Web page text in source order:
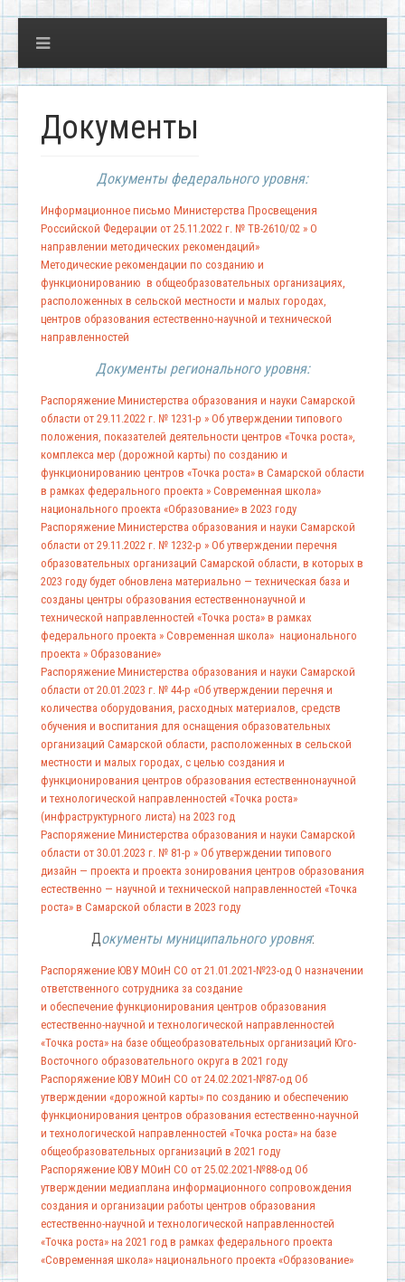
Документы
Документы федерального уровня:
Информационное письмо Министерства Просвещения
Российской Федерации от 25.11.2022 г. № ТВ-2610/02 » О
направлении методических рекомендаций»
Методические рекомендации по созданию и
функционированию в общеобразовательных организациях,
расположенных в сельской местности и малых городах,
центров образования естественно-научной и технической
направленностей
Документы регионального уровня:
Распоряжение Министерства образования и науки Самарской
области от 29.11.2022 г. № 1231-р » Об утверждении типового
положения, показателей деятельности центров «Точка роста»,
комплекса мер (дорожной карты) по созданию и
функционированию центров «Точка роста» в Самарской области
в рамках федерального проекта » Современная школа»
национального проекта «Образование» в 2023 году
Распоряжение Министерства образования и науки Самарской
области от 29.11.2022 г. № 1232-р » Об утверждении перечня
образовательных организаций Самарской области, в которых в
2023 году будет обновлена материально — техническая база и
созданы центры образования естественнонаучной и
технической направленностей «Точка роста» в рамках
федерального проекта » Современная школа» национального
проекта » Образование»
Распоряжение Министерства образования и науки Самарской
области от 20.01.2023 г. № 44-р «Об утверждении перечня и
количества оборудования, расходных материалов, средств
обучения и воспитания для оснащения образовательных
организаций Самарской области, расположенных в сельской
местности и малых городах, с целью создания и
функционирования центров образования естественнонаучной
и технологической направленностей «Точка роста»
(инфраструктурного листа) на 2023 год
Распоряжение Министерства образования и науки Самарской
области от 30.01.2023 г. № 81-р » Об утверждении типового
дизайн — проекта и проекта зонирования центров образования
естественно — научной и технической направленностей «Точка
роста» в Самарской области в 2023 году
Документы муниципального уровня:
Распоряжение ЮВУ МОиН СО от 21.01.2021-№23-од О назначении
ответственного сотрудника за создание
и обеспечение функционирования центров образования
естественно-научной и технологической направленностей
«Точка роста» на базе общеобразовательных организаций Юго-
Восточного образовательного округа в 2021 году
Распоряжение ЮВУ МОиН СО от 24.02.2021-№87-од Об
утверждении «дорожной карты» по созданию и обеспечению
функционирования центров образования естественно-научной
и технологической направленностей «Точка роста» на базе
общеобразовательных организаций в 2021 году
Распоряжение ЮВУ МОиН СО от 25.02.2021-№88-од Об
утверждении медиаплана информационного сопровождения
создания и организации работы центров образования
естественно-научной и технологической направленностей
«Точка роста» на 2021 год в рамках федерального проекта
«Современная школа» национального проекта «Образование»